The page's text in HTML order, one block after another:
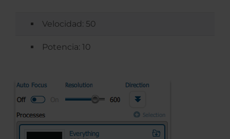
Velocidad: 50
Potencia: 10